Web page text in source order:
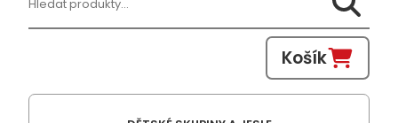
Hledat:
Košík